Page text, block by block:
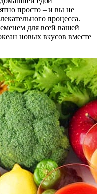
просто – и вы не
процесса.
для всей вашей
новых вкусов вместе